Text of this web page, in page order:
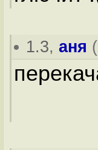
1.3,аня (